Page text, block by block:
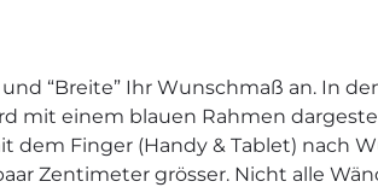
“Breite” Ihr Wunschmaß an. In
mit einem blauen Rahmen
dem Finger (Handy & Tablet) nach
Zentimeter grösser. Nicht alle